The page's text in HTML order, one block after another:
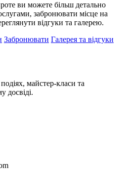
ви можете більш детально
забронювати місце на
відгуки та галерею.
Забронювати Галерея та відгуки
майстер-класи та
досвіді.